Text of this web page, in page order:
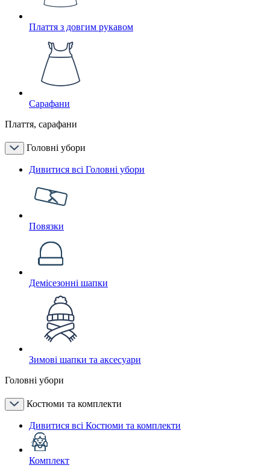
Плаття з довгим рукавом
Сарафани
Плаття, сарафани
Головні убори
Дивитися всі Головні убори
Повязки
Демісезонні шапки
Зимові шапки та аксесуари
Головні убори
Костюми та комплекти
Дивитися всі Костюми та комплекти
Комплект